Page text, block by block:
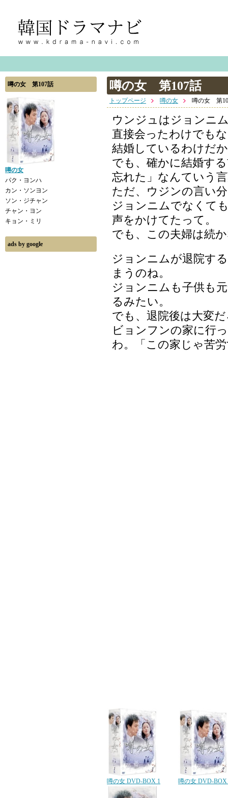
噂の女 第107話
噂の女
パク・ヨンハ
カン・ソンヨン
ソン・ジチャン
チャン・ヨン
キョン・ミリ
ads by google
噂の女 第107話
トップページ 噂の女 噂の女 第
ウンジュはジョンニ
直接会ったわけでも
結婚しているわけだ
でも、確かに結婚す
忘れた」なんていう
ただ、ウジンの言い
ジョンニムでなくて
声をかけてたって。
でも、この夫婦は続
ジョンニムが退院す
まうのね。
ジョンニムも子供も
るみたい。
でも、退院後は大変
ビョンフンの家に行
わ。「この家じゃ苦
噂の女 DVD-BOX 1 噂の女 DVD-BOX